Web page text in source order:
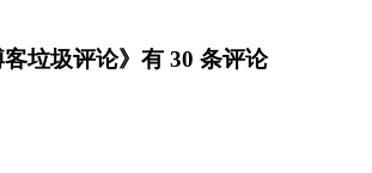
客垃圾评论》有 30 条评论